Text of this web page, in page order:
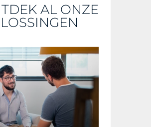
AL ONZE